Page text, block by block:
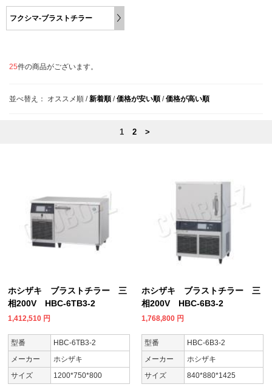
フクシマ-ブラストチラー
25件の商品がございます。
並べ替え： オススメ順 /新着順 /価格が安い順 /価格が高い順
1 2 >
ホシザキ ブラストチラー 三
相200V HBC-6TB3-2
1,412,510 円
型番
HBC-6TB3-2
メーカー
ホシザキ
サイズ
1200*750*800
ホシザキ ブラストチラー 三
相200V HBC-6B3-2
1,768,800 円
型番
HBC-6B3-2
メーカー
ホシザキ
サイズ
840*880*1425